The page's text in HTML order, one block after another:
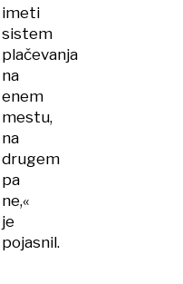
imeti
sistem
plačevanja
na
enem
mestu,
na
drugem
pa
ne,«
je
pojasnil.